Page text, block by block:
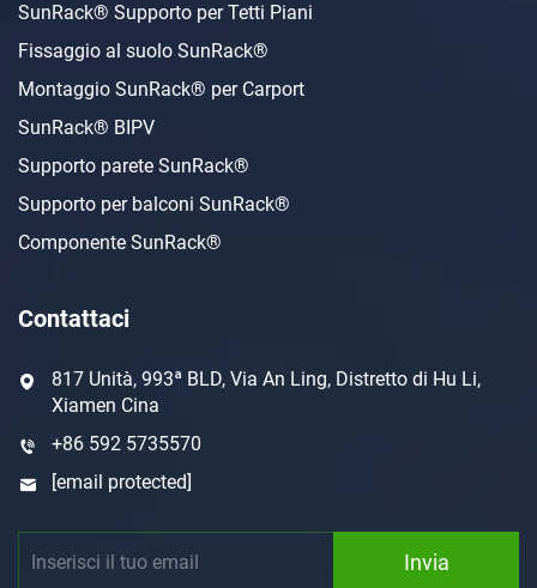
SunRack® Supporto per Tetti Piani
Fissaggio al suolo SunRack®
Montaggio SunRack® per Carport
SunRack® BIPV
Supporto parete SunRack®
Supporto per balconi SunRack®
Componente SunRack®
Contattaci
817 Unità, 993ª BLD, Via An Ling, Distretto di Hu Li,
Xiamen Cina
+86 592 5735570
[email protected]
Invia